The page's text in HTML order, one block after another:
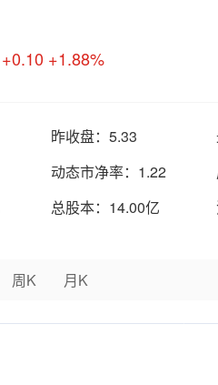
+0.10 +1.88%
昨收盘： 5.33
动态市净率： 1.22
总股本： 14.00亿
周K 月K